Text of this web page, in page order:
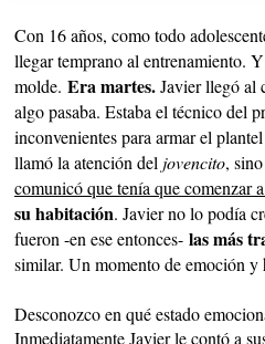
Con 16 años, como todo
llegar temprano al entrenamiento.
molde. Era martes.Javier llegó al
algo pasaba. Estaba el técnico del
inconvenientes para armar el
llamó la atención del jovencito,
comunicó que tenía que comenzar
su habitación. Javier no lo podía
fueron -en ese entonces- las más
similar. Un momento de emoción
Desconozco en qué estado
Inmediatamente Javier le contó a